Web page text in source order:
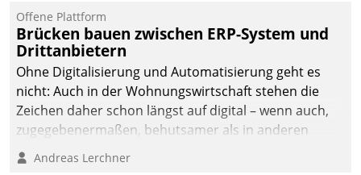
Jahresbeginn eine
Überblick, Einsicht und
Eingriff bietende Lösung.
Zur Entwicklung setzte
man auf
Cloudtechnologie,
bewährte und Startup-
agile Projektmethoden.
Offene Plattform
Brücken bauen zwischen ERP-System und
Drittanbietern
Ohne Digitalisierung und Automatisierung geht es
nicht: Auch in der Wohnungswirtschaft stehen die
Zeichen daher schon längst auf digital – wenn auch,
zugegebenermaßen, behutsamer als in anderen
Branchen.
Andreas Lerchner